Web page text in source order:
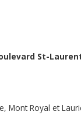
St-
Mont Royal et